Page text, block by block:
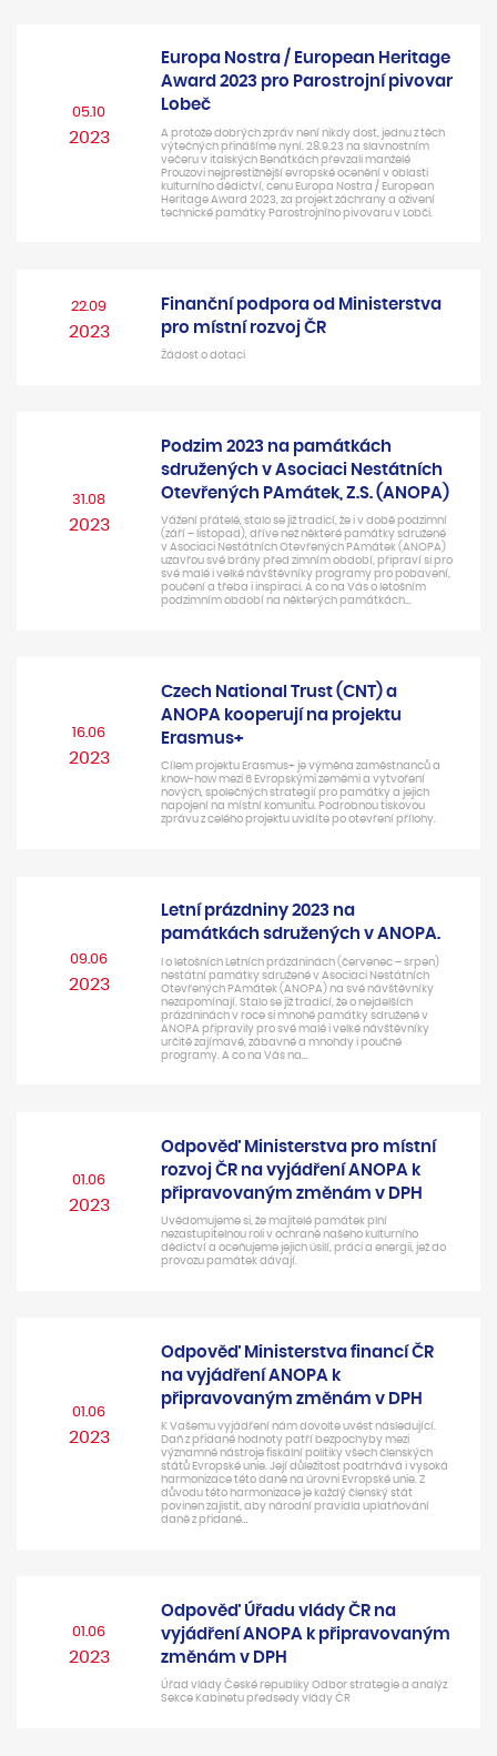
05.10
2023
Europa Nostra / European Heritage
Award 2023 pro Parostrojní pivovar
Lobeč
A protože dobrých zpráv není nikdy dost, jednu z těch
výtečných přinášíme nyní. 28.9.23 na slavnostním
večeru v italských Benátkách převzali manželé
Prouzovi nejprestižnější evropské ocenění v oblasti
kulturního dědictví, cenu Europa Nostra / European
Heritage Award 2023, za projekt záchrany a oživení
technické památky Parostrojního pivovaru v Lobči.
22.09
2023
Finanční podpora od Ministerstva
pro místní rozvoj ČR
Žádost o dotaci
31.08
2023
Podzim 2023 na památkách
sdružených v Asociaci Nestátních
Otevřených PAmátek, Z.S. (ANOPA)
Vážení přátelé, stalo se již tradicí, že i v době podzimní
(září – listopad), dříve než některé památky sdružené
v Asociaci Nestátních Otevřených PAmátek (ANOPA)
uzavřou své brány před zimním období, připraví si pro
své malé i velké návštěvníky programy pro pobavení,
poučení a třeba i inspiraci. A co na Vás o letošním
podzimním období na některých památkách…
16.06
2023
Czech National Trust (CNT) a
ANOPA kooperují na projektu
Erasmus+
Cílem projektu Erasmus+ je výměna zaměstnanců a
know-how mezi 6 Evropskými zeměmi a vytvoření
nových, společných strategií pro památky a jejich
napojení na místní komunitu. Podrobnou tiskovou
zprávu z celého projektu uvidíte po otevření přílohy.
09.06
2023
Letní prázdniny 2023 na
památkách sdružených v ANOPA.
I o letošních Letních prázdninách (červenec – srpen)
nestátní památky sdružené v Asociaci Nestátních
Otevřených PAmátek (ANOPA) na své návštěvníky
nezapomínají. Stalo se již tradicí, že o nejdelších
prázdninách v roce si mnohé památky sdružené v
ANOPA připravily pro své malé i velké návštěvníky
určitě zajímavé, zábavné a mnohdy i poučné
programy. A co na Vás na…
01.06
2023
Odpověď Ministerstva pro místní
rozvoj ČR na vyjádření ANOPA k
připravovaným změnám v DPH
Uvědomujeme si, že majitelé památek plní
nezastupitelnou roli v ochraně našeho kulturního
dědictví a oceňujeme jejich úsilí, práci a energii, jež do
provozu památek dávají.
01.06
2023
Odpověď Ministerstva financí ČR
na vyjádření ANOPA k
připravovaným změnám v DPH
K Vašemu vyjádření nám dovolte uvést následující.
Daň z přidané hodnoty patří bezpochyby mezi
významné nástroje fiskální politiky všech členských
států Evropské unie. Její důležitost podtrhává i vysoká
harmonizace této daně na úrovni Evropské unie. Z
důvodu této harmonizace je každý členský stát
povinen zajistit, aby národní pravidla uplatňování
daně z přidané…
01.06
2023
Odpověď Úřadu vlády ČR na
vyjádření ANOPA k připravovaným
změnám v DPH
Úřad vlády České republiky Odbor strategie a analýz
Sekce Kabinetu předsedy vlády ČR